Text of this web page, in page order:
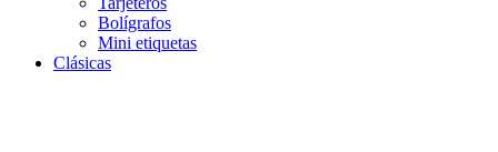
Bolígrafos
Mini etiquetas
Clásicas